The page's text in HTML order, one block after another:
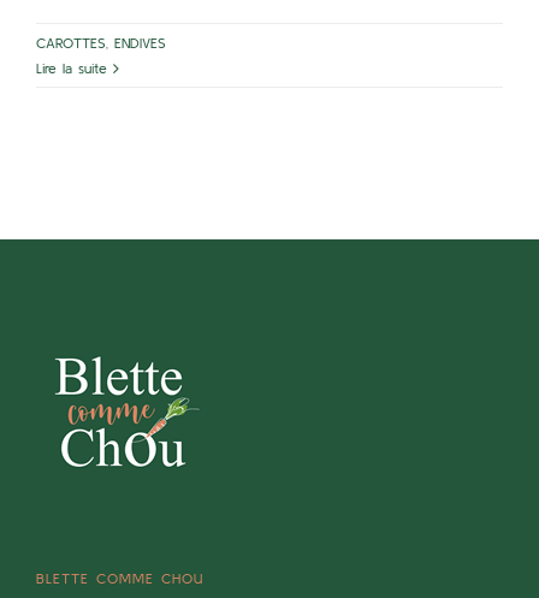
CAROTTES
ENDIVES
Lire la suite
BLETTE COMME CHOU